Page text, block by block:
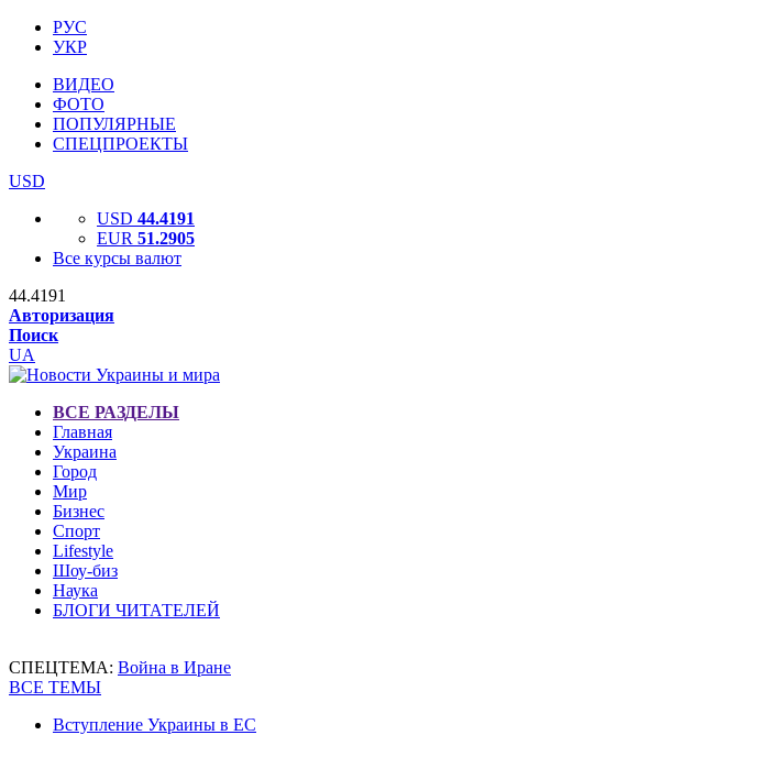
РУС
УКР
ВИДЕО
ФОТО
ПОПУЛЯРНЫЕ
СПЕЦПРОЕКТЫ
USD
USD 44.4191
EUR 51.2905
Все курсы валют
44.4191
Авторизация
Поиск
UA
ВСЕ РАЗДЕЛЫ
Главная
Украина
Город
Мир
Бизнес
Спорт
Lifestyle
Шоу-биз
Наука
БЛОГИ ЧИТАТЕЛЕЙ
СПЕЦТЕМА: Война в Иране
ВСЕ ТЕМЫ
Вступление Украины в ЕС